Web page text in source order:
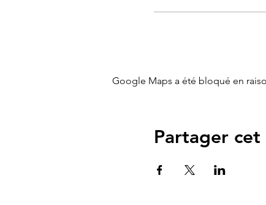
Google Maps a été bloqué en
Partager